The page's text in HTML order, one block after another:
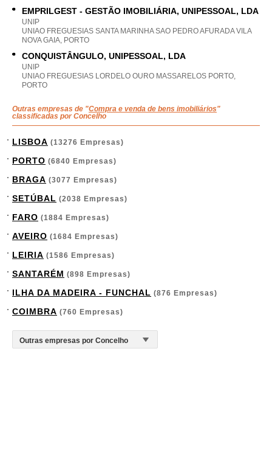
EMPRILGEST - GESTÃO IMOBILIÁRIA, UNIPESSOAL, LDA
UNIP
UNIAO FREGUESIAS SANTA MARINHA SAO PEDRO AFURADA VILA
NOVA GAIA, PORTO
CONQUISTÂNGULO, UNIPESSOAL, LDA
UNIP
UNIAO FREGUESIAS LORDELO OURO MASSARELOS PORTO,
PORTO
Outras empresas de "Compra e venda de bens imobiliários"
classificadas por Concelho
LISBOA (13276 Empresas)
PORTO (6840 Empresas)
BRAGA (3077 Empresas)
SETÚBAL (2038 Empresas)
FARO (1884 Empresas)
AVEIRO (1684 Empresas)
LEIRIA (1586 Empresas)
SANTARÉM (898 Empresas)
ILHA DA MADEIRA - FUNCHAL (876 Empresas)
COIMBRA (760 Empresas)